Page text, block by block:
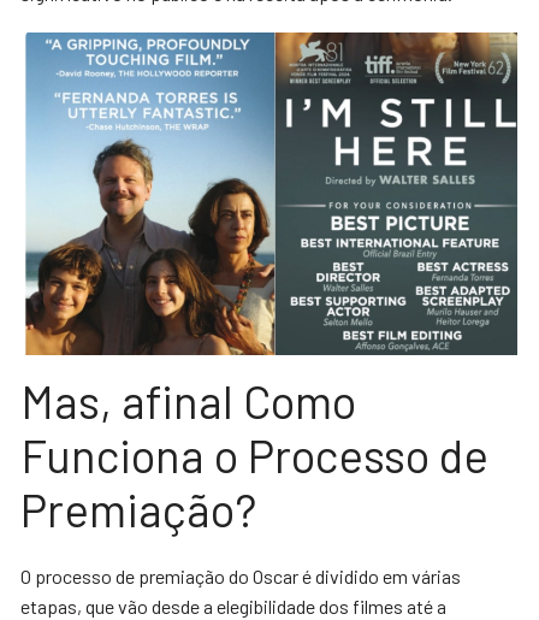
Mas, afinal Como
Funciona o Processo de
Premiação?
O processo de premiação do Oscar é dividido em várias
etapas, que vão desde a elegibilidade dos filmes até a